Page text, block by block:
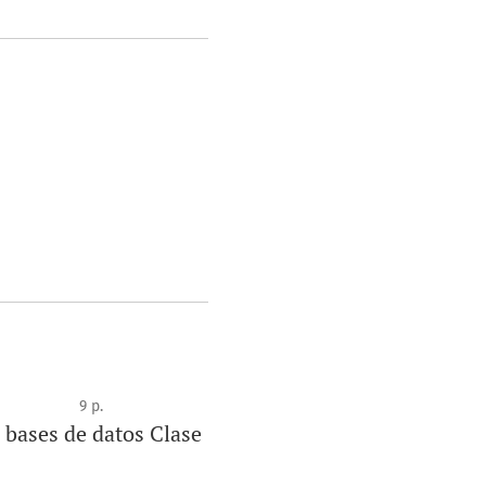
9 p.
de datos Clase